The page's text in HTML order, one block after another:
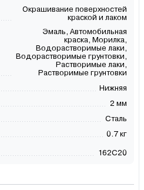
Окрашивание поверхностей
краской и лаком
Эмаль, Автомобильная
краска, Морилка,
Водорастворимые лаки,
Водорастворимые грунтовки,
Растворимые лаки,
Растворимые грунтовки
Нижняя
2 мм
Сталь
0.7 кг
162C20